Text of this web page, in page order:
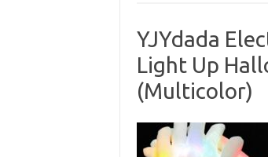
YJYdada
Light Up
(Multicolor)